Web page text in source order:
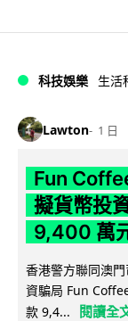
科技娛樂 生活
Lawton 1 日
Fun
擬貨幣投
9,400 萬
香港警方聯同澳
資騙局 Fun
款 9,4...
閱讀全